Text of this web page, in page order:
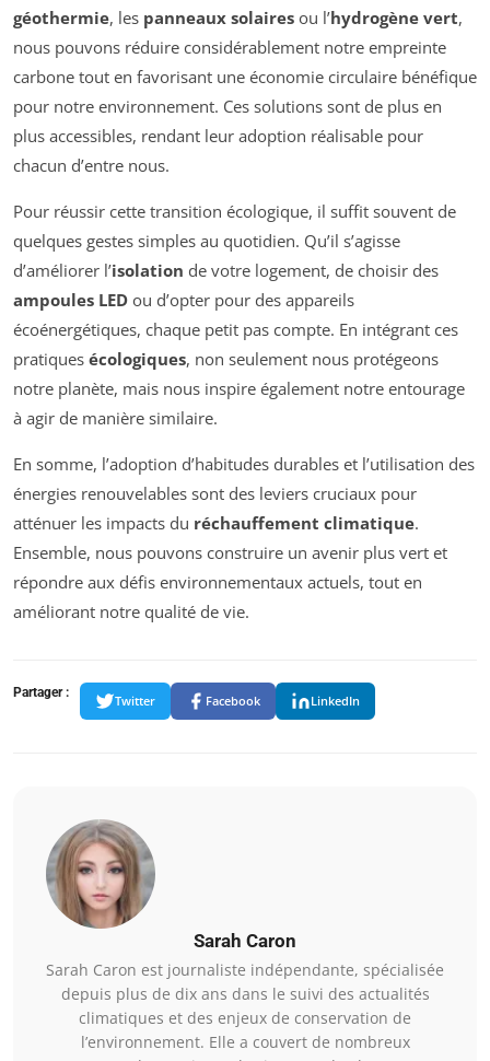
géothermie, les panneaux solaires ou l’hydrogène vert,
nous pouvons réduire considérablement notre empreinte
carbone tout en favorisant une économie circulaire bénéfique
pour notre environnement. Ces solutions sont de plus en
plus accessibles, rendant leur adoption réalisable pour
chacun d’entre nous.
Pour réussir cette transition écologique, il suffit souvent de
quelques gestes simples au quotidien. Qu’il s’agisse
d’améliorer l’isolation de votre logement, de choisir des
ampoules LED ou d’opter pour des appareils
écoénergétiques, chaque petit pas compte. En intégrant ces
pratiques écologiques, non seulement nous protégeons
notre planète, mais nous inspire également notre entourage
à agir de manière similaire.
En somme, l’adoption d’habitudes durables et l’utilisation des
énergies renouvelables sont des leviers cruciaux pour
atténuer les impacts du réchauffement climatique.
Ensemble, nous pouvons construire un avenir plus vert et
répondre aux défis environnementaux actuels, tout en
améliorant notre qualité de vie.
Partager :
Twitter Facebook LinkedIn
Sarah Caron
Sarah Caron est journaliste indépendante, spécialisée
depuis plus de dix ans dans le suivi des actualités
climatiques et des enjeux de conservation de
l’environnement. Elle a couvert de nombreux